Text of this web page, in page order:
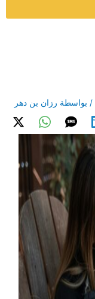
/ بواسطة رزان بن دهر